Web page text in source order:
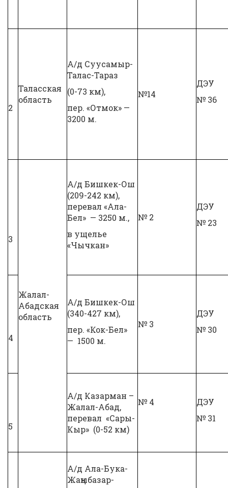
2
Таласская
область
А/д Суусамыр-
Талас-Тараз
(0-73 км),
пер. «Отмок» —
3200 м.
№14
ДЭУ
№ 36
3
Жалал-
Абадская
область
А/д Бишкек-Ош
(209-242 км),
перевал «Ала-
Бел» — 3250 м.,
в ущелье
«Чычкан»
№ 2
ДЭУ
№ 23
4
А/д Бишкек-Ош
(340-427 км),
пер. «Кок-Бел»
— 1500 м.
№ 3
ДЭУ
№ 30
5
А/д Казарман –
Жалал-Абад,
перевал «Сары-
Кыр» (0-52 км)
№ 4
ДЭУ
№ 31
А/д Ала-Бука-
Жаңыбазар-